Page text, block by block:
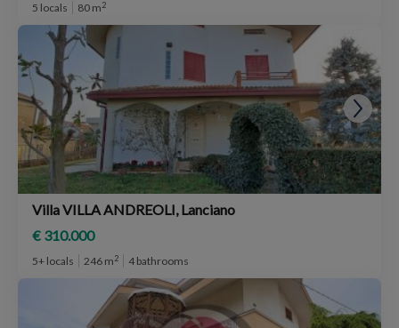
5 locals 80 m2
Villa VILLA ANDREOLI, Lanciano
€ 310.000
5+ locals 246 m2 4 bathrooms